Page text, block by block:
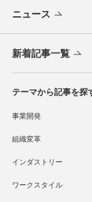
ニュース
新着記事一覧
テーマから記事を探
事業開発
組織変革
インダストリー
ワークスタイル